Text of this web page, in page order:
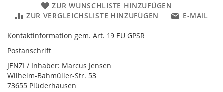
ZUR WUNSCHLISTE HINZUFÜGEN
ZUR VERGLEICHSLISTE HINZUFÜGEN
E-MAIL
Kontaktinformation gem. Art. 19 EU GPSR
Postanschrift
JENZI / Inhaber: Marcus Jensen
Wilhelm-Bahmüller-Str. 53
73655 Plüderhausen